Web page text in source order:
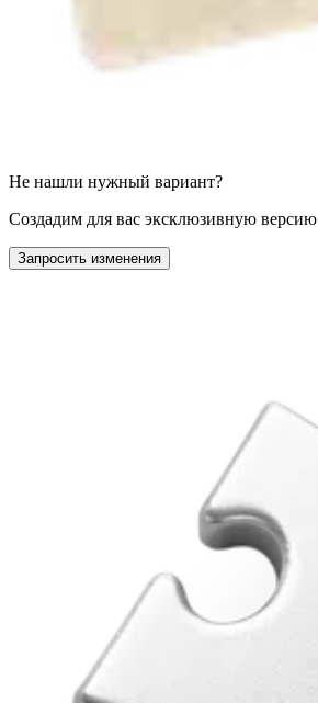
Не нашли нужный вариант?
Создадим для вас эксклюзивную версию
Запросить изменения